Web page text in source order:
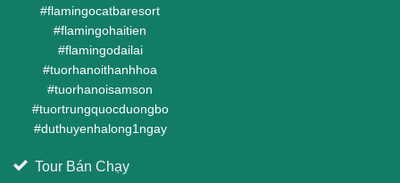
#flamingocatbaresort
#flamingohaitien
#flamingodailai
#tuorhanoithanhhoa
#tuorhanoisamson
#tuortrungquocduongbo
#duthuyenhalong1ngay
Tour Bán Chạy